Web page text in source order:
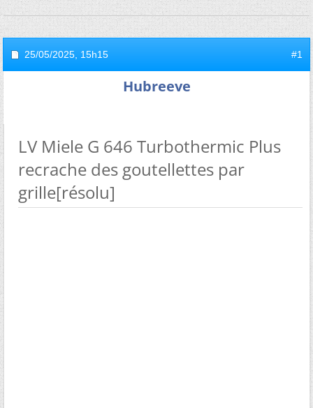
25/05/2025, 15h15 #1
Hubreeve
LV Miele G 646 Turbothermic Plus
recrache des goutellettes par
grille[résolu]